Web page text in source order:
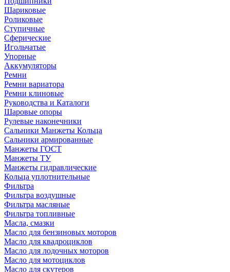
Шариковые
Роликовые
Ступичные
Сферические
Игольчатые
Упорные
Аккумуляторы
Ремни
Ремни вариатора
Ремни клиновые
Руководства и Каталоги
Шаровые опоры
Рулевые наконечники
Сальники Манжеты Кольца
Сальники армированные
Манжеты ГОСТ
Манжеты ТУ
Манжеты гидравлические
Кольца уплотнительные
Фильтра
Фильтра воздушные
Фильтра масляные
Фильтра топливные
Масла, смазки
Масло для бензиновых моторов
Масло для квадроциклов
Масло для лодочных моторов
Масло для мотоциклов
Масло для скутеров